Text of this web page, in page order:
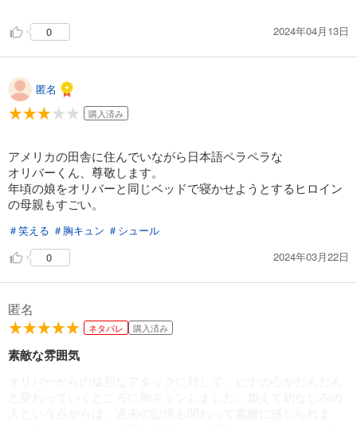
0 2024年04月13日
匿名
購入済み
アメリカの田舎に住んでいながら日本語ペラペラな
オリバーくん、尊敬します。
年頃の娘をオリバーと同じベッドで寝かせようとするヒロイン
の母親もすごい。
＃笑える ＃胸キュン ＃シュール
0
2024年03月22日
匿名
ネタバレ 購入済み
素敵な雰囲気